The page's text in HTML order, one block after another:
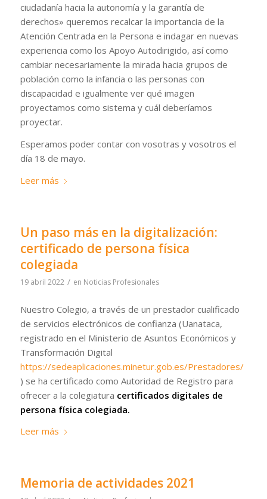
ciudadanía hacia la autonomía y la garantía de
derechos» queremos recalcar la importancia de la
Atención Centrada en la Persona e indagar en nuevas
experiencia como los Apoyo Autodirigido, así como
cambiar necesariamente la mirada hacia grupos de
población como la infancia o las personas con
discapacidad e igualmente ver qué imagen
proyectamos como sistema y cuál deberíamos
proyectar.
Esperamos poder contar con vosotras y vosotros el
día 18 de mayo.
Leer más
Un paso más en la digitalización:
certificado de persona física
colegiada
19 abril 2022 / en Noticias Profesionales
Nuestro Colegio, a través de un prestador cualificado
de servicios electrónicos de confianza (Uanataca,
registrado en el Ministerio de Asuntos Económicos y
Transformación Digital
https://sedeaplicaciones.minetur.gob.es/Prestadores/
) se ha certificado como Autoridad de Registro para
ofrecer a la colegiatura certificados digitales de
persona física colegiada.
Leer más
Memoria de actividades 2021